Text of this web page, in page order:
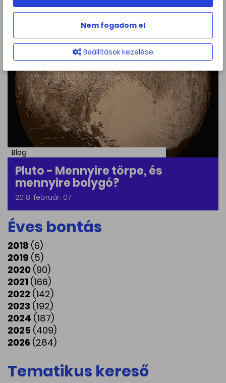
Blog
Pluto - Mennyire törpe, és
mennyire bolygó?
2018. február. 07
Éves bontás
2018 (6)
2019 (5)
2020 (90)
2021 (166)
2022 (142)
2023 (192)
2024 (187)
2025 (409)
2026 (284)
Tematikus kereső
Nem fogadom el
Beállítások kezelése